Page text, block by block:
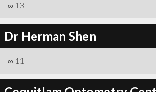
∞ 13
Dr Herman Shen
∞ 11